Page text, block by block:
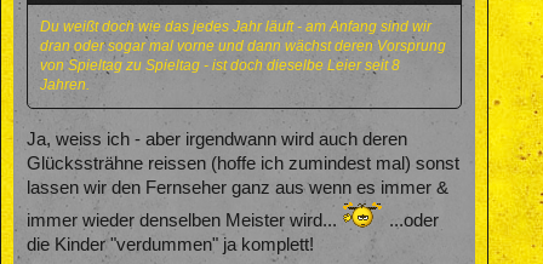
Du weißt doch wie das jedes Jahr läuft - am Anfang sind wir
dran oder sogar mal vorne und dann wächst deren Vorsprung
von Spieltag zu Spieltag - ist doch dieselbe Leier seit 8
Jahren.
Ja, weiss ich - aber irgendwann wird auch deren
Glückssträhne reissen (hoffe ich zumindest mal) sonst
lassen wir den Fernseher ganz aus wenn es immer &
immer wieder denselben Meister wird...
...oder
die Kinder "verdummen" ja komplett!